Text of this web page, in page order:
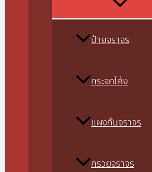
ป้ายจราจร
กระจกโค้ง
แผงกั้นจราจร
กรวยจราจร